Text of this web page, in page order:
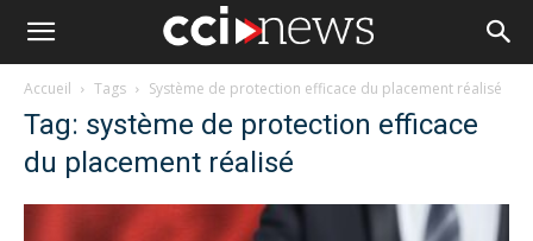
Accueil Tags Système de protection efficace du placement réalisé
Tag: système de protection efficace
du placement réalisé